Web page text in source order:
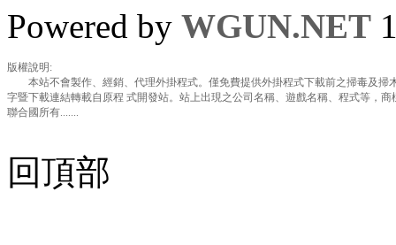
Powered by WGUN.NET
版權說明:
本站不會製作、經銷、代理外掛程式。僅免費提供外掛程式下載前之掃毒及掃
字暨下載連結轉載自原程 式開發站。站上出現之公司名稱、遊戲名稱、程式等，
聯合國所有.......
回頂部